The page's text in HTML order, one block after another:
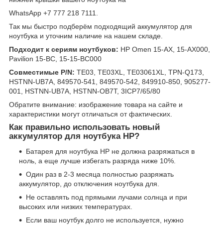
WhatsApp +7 777 218 7111.
Так мы быстро подберём подходящий аккумулятор для
ноутбука и уточним наличие на нашем складе.
Подходит к сериям ноутбуков: HP Omen 15-AX, 15-AX000,
Pavilion 15-BC, 15-15-BC000
Совместимые P/N: TE03, TE03XL, TE03061XL, TPN-Q173,
HSTNN-UB7A, 849570-541, 849570-542, 849910-850, 905277-
001, HSTNN-UB7A, HSTNN-OB7T, 3ICP7/65/80
Обратите внимание: изображение товара на сайте и
характеристики могут отличаться от фактических.
Как правильно использовать новый
аккумулятор для ноутбука HP?
Батарея для ноутбука HP не должна разряжаться в
ноль, а еще лучше избегать разряда ниже 10%.
Один раз в 2-3 месяца полностью разряжать
аккумулятор, до отключения ноутбука для.
Не оставлять под прямыми лучами солнца и при
высоких или низких температурах.
Если ваш ноутбук долго не используется, нужно